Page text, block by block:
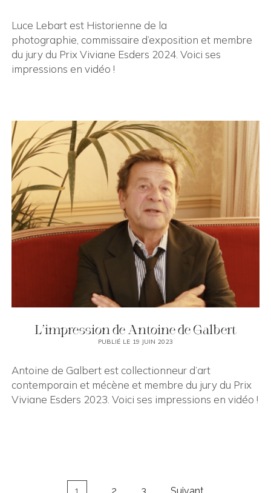
Luce Lebart est Historienne de la
photographie, commissaire d’exposition et membre
du jury du Prix Viviane Esders 2024. Voici ses
impressions en vidéo !
L’impression de Antoine de Galbert
PUBLIÉ LE 19 JUIN 2023
Antoine de Galbert est collectionneur d’art
contemporain et mécène et membre du jury du Prix
Viviane Esders 2023. Voici ses impressions en vidéo !